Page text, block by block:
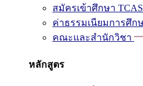
สมัครเข้าศึกษา TCAS
ค่าธรรมเนียมการศึก
คณะและสำนักวิชา
หลักสูตร